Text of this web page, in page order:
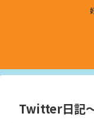
Twitter日記